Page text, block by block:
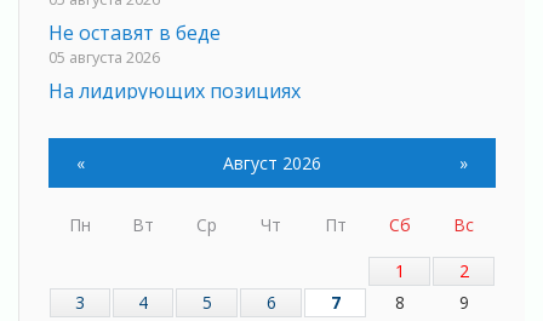
Не оставят в беде
05 августа 2026
На лидирующих позициях
Кадрового центра – 2026» подведены!
Ставка на дисциплину на перекрестках
В Ленобласти растет потребление
мобильного трафика
« Август 2026 »
Пн Вт Ср Чт Пт Сб
Вс
1
2
3
4 5 6 7 8
9